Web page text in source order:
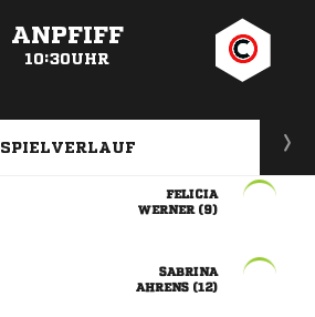
ANPFIFF
10:30UHR
SPIELVERLAUF

 

 